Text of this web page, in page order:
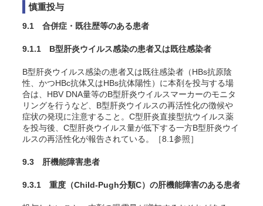
慎重投与
9.1 合併症・既往歴等のある患者
9.1.1 B型肝炎ウイルス感染の患者又は既往感染者
B型肝炎ウイルス感染の患者又は既往感染者（HBs抗原陰
性、かつHBc抗体又はHBs抗体陽性）に本剤を投与する場
合は、HBV DNA量等のB型肝炎ウイルスマーカーのモニタ
リングを行うなど、B型肝炎ウイルスの再活性化の徴候や
症状の発現に注意すること。C型肝炎直接型抗ウイルス薬
を投与後、C型肝炎ウイルス量が低下する一方B型肝炎ウイ
ルスの再活性化が報告されている。［8.1参照］
9.3 肝機能障害患者
9.3.1 重度（Child-Pugh分類C）の肝機能障害のある患者